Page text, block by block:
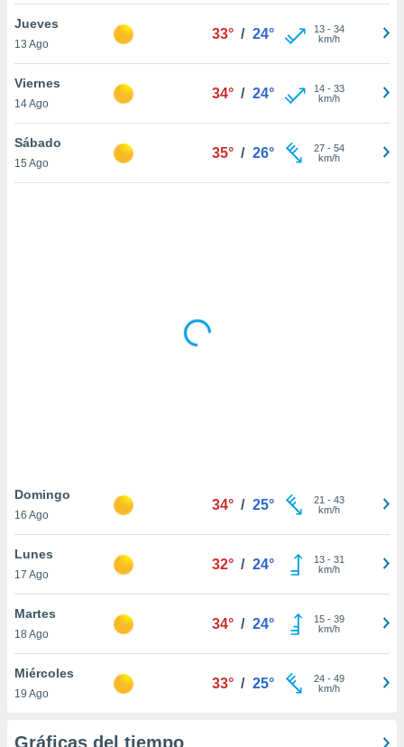
sean
el sitio
ni para
o
similares
como
sitio
de
traten tus
en
interés
su
Jueves
13 Ago
33° / 24° 13- 34
km/h
Viernes
14 Ago
34° / 24° 14- 33
km/h
Sábado
15 Ago
35° / 26° 27- 54
km/h
Domingo
16 Ago
34° / 25° 21 - 43
km/h
Lunes
17 Ago
32° / 24° 13- 31
km/h
Martes
18 Ago
34° / 24° 15- 39
km/h
Miércoles
19 Ago
33° / 25° 24- 49
km/h
Gráficas del tiempo